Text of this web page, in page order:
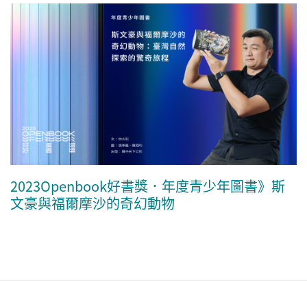
2023Openbook好書獎．年度青少年圖書》斯
文豪與福爾摩沙的奇幻動物